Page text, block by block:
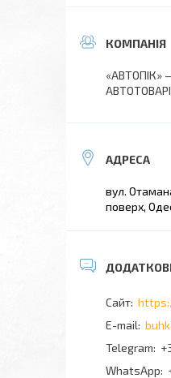
«АВТОПІК»
вул.
поверх,